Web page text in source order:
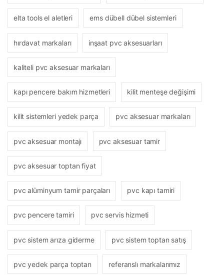
elta tools el aletleri ems dübell dübel sistemleri
hırdavat markaları inşaat pvc aksesuarları
kaliteli pvc aksesuar markaları
kapı pencere bakım hizmetleri kilit menteşe değişimi
kilit sistemleri yedek parça pvc aksesuar markaları
pvc aksesuar montajı pvc aksesuar tamir
pvc aksesuar toptan fiyat
pvc alüminyum tamir parçaları pvc kapı tamiri
pvc pencere tamiri pvc servis hizmeti
pvc sistem arıza giderme pvc sistem toptan satış
pvc yedek parça toptan referanslı markalarımız